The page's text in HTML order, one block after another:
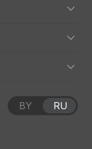
BY RU